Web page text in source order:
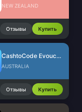
NEW ZEALAND
Отзывы Купить
CashtoCode Evoucher (AUD)
AUSTRALIA
Отзывы Купить